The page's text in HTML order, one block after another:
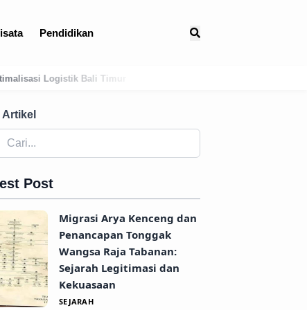
Pendidikan
Menguak Jejak Kuno: Asal-Usul Mitologis dan Hubungan Awal
Post
Migrasi Arya Kenceng dan
Penancapan Tonggak
Wangsa Raja Tabanan:
Sejarah Legitimasi dan
Kekuasaan
SEJARAH